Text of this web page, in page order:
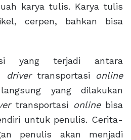
karya tulis. Karya tulis
cerpen, bahkan bisa
yang terjadi antara
driver transportasi online
yang dilakukan
transportasi onlinebisa
untuk penulis. Cerita-
penulis akan menjadi